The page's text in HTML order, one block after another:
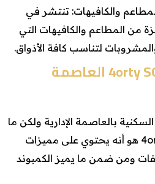
والكافيهات: تنتشر في
من المطاعم والكافيهات التي
لتناسب كافة الأذواق.
لماذا تختار كمبوند 4orty SQ العاصمة
بالعاصمة الإدارية ولكن ما
يجعلك تختار كمبوند 4orty SQ هو أنه يحتوي على مميزات
ومن ضمن ما يميز الكمبوند